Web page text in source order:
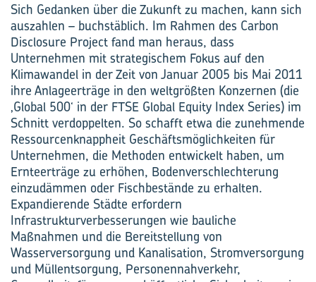
Sich Gedanken über die Zukunft zu machen, kann sich
auszahlen – buchstäblich. Im Rahmen des Carbon
Disclosure Project fand man heraus, dass
Unternehmen mit strategischem Fokus auf den
Klimawandel in der Zeit von Januar 2005 bis Mai 2011
ihre Anlageerträge in den weltgrößten Konzernen (die
‚Global 500‘ in der FTSE Global Equity Index Series) im
Schnitt verdoppelten. So schafft etwa die zunehmende
Ressourcenknappheit Geschäftsmöglichkeiten für
Unternehmen, die Methoden entwickelt haben, um
Ernteerträge zu erhöhen, Bodenverschlechterung
einzudämmen oder Fischbestände zu erhalten.
Expandierende Städte erfordern
Infrastrukturverbesserungen wie bauliche
Maßnahmen und die Bereitstellung von
Wasserversorgung und Kanalisation, Stromversorgung
und Müllentsorgung, Personennahverkehr,